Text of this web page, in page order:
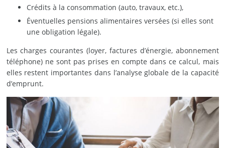
Crédits à la consommation (auto, travaux, etc.),
Éventuelles pensions alimentaires versées (si elles sont
une obligation légale).
Les charges courantes (loyer, factures d’énergie, abonnement
téléphone) ne sont pas prises en compte dans ce calcul, mais
elles restent importantes dans l’analyse globale de la capacité
d’emprunt.